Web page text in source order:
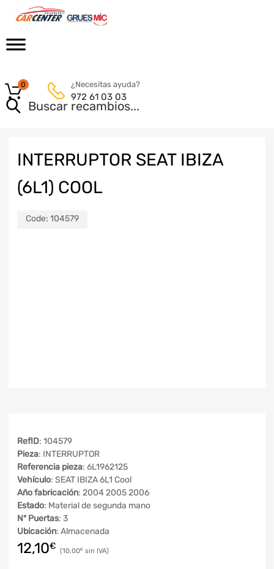
¿Necesitas ayuda?
972 61 03 03
0
INTERRUPTOR SEAT IBIZA
(6L1) COOL
Code: 104579
RefID: 104579
Pieza: INTERRUPTOR
Referencia pieza: 6L1962125
Vehículo: SEAT IBIZA 6L1 Cool
Año fabricación: 2004 2005 2006
Estado: Material de segunda mano
Nº Puertas: 3
Ubicación: Almacenada
12,10€ 10,00€